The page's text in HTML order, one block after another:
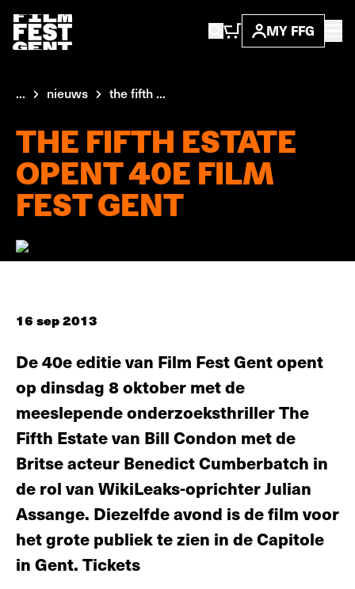
MY FFG
... nieuws the fifth ...
THE FIFTH ESTATE
OPENT 40E FILM
FEST GENT
16 sep 2013
De 40e editie van Film Fest Gent opent
op dinsdag 8 oktober met de
meeslepende onderzoeksthriller The
Fifth Estate van Bill Condon met de
Britse acteur Benedict Cumberbatch in
de rol van WikiLeaks-oprichter Julian
Assange. Diezelfde avond is de film voor
het grote publiek te zien in de Capitole
in Gent. Tickets